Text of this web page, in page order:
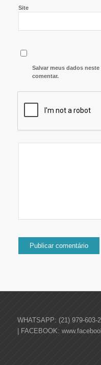
Site
Salvar meus dados
comentar.
WHATSAPP: (21) 979-603-
| FACEBOOK: